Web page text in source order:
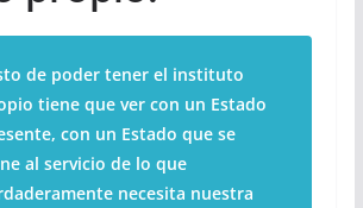
de poder tener el instituto
tiene que ver con un Estado
con un Estado que se
al servicio de lo que
necesita nuestra